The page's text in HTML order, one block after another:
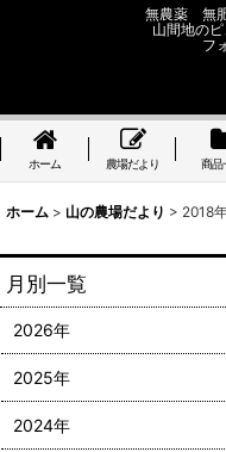
無農薬 無
山間地のピ
フ
ホーム 農場だより 商品
ホーム > 山の農場だより > 2018
月別一覧
2026年
2025年
2024年